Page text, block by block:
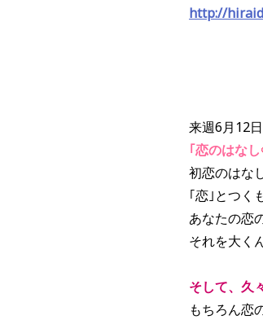
http://
来週6月 12
｢恋のはなし
初恋のはな
｢恋｣とつく
あなたの恋
それを大く
そして、久
もちろん恋